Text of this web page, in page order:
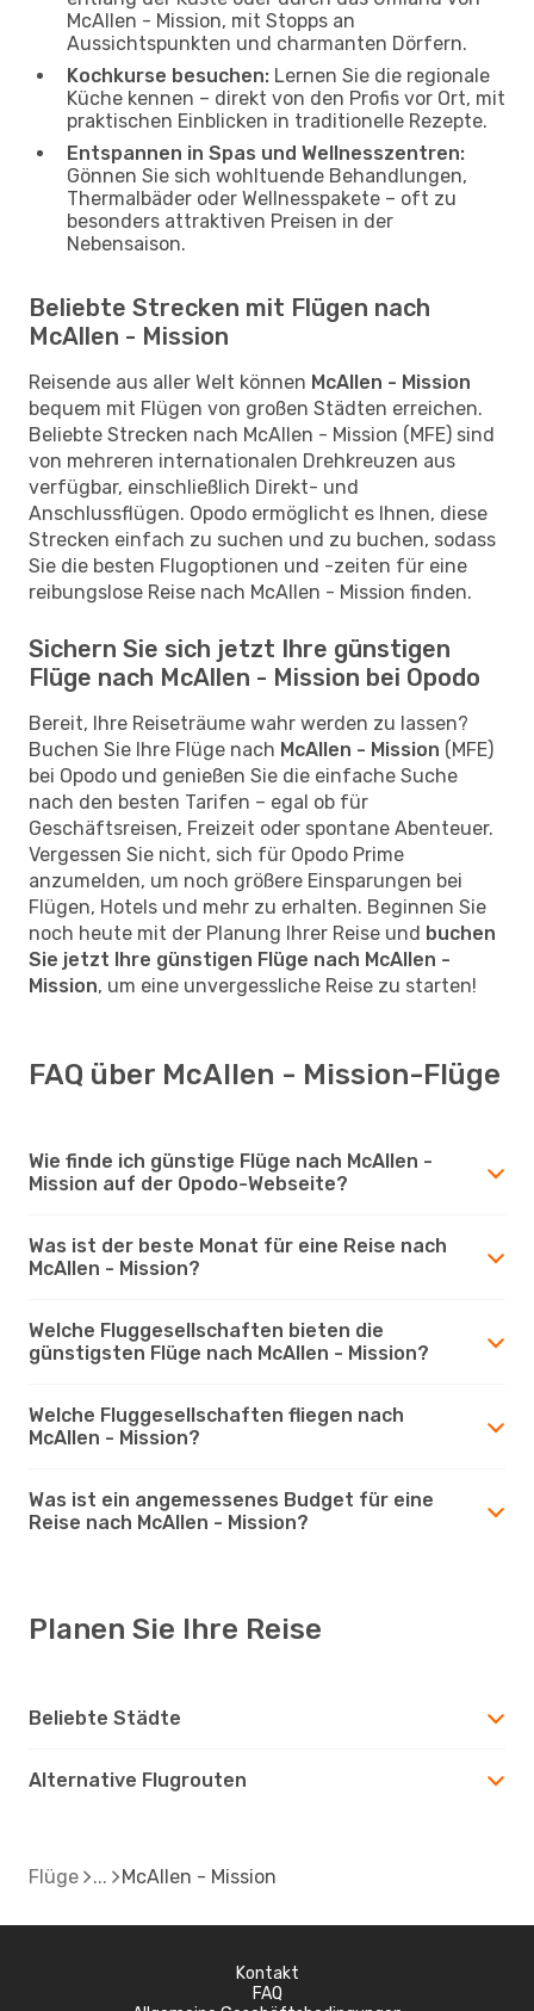
McAllen - Mission, mit Stopps an
Aussichtspunkten und charmanten Dörfern.
Kochkurse besuchen: Lernen Sie die regionale
Küche kennen – direkt von den Profis vor Ort, mit
praktischen Einblicken in traditionelle Rezepte.
Entspannen in Spas und Wellnesszentren:
Gönnen Sie sich wohltuende Behandlungen,
Thermalbäder oder Wellnesspakete – oft zu
besonders attraktiven Preisen in der
Nebensaison.
Beliebte Strecken mit Flügen nach
McAllen - Mission
Reisende aus aller Welt können McAllen - Mission
bequem mit Flügen von großen Städten erreichen.
Beliebte Strecken nach McAllen - Mission (MFE) sind
von mehreren internationalen Drehkreuzen aus
verfügbar, einschließlich Direkt- und
Anschlussflügen. Opodo ermöglicht es Ihnen, diese
Strecken einfach zu suchen und zu buchen, sodass
Sie die besten Flugoptionen und -zeiten für eine
reibungslose Reise nach McAllen - Mission finden.
Sichern Sie sich jetzt Ihre günstigen
Flüge nach McAllen - Mission bei Opodo
Bereit, Ihre Reiseträume wahr werden zu lassen?
Buchen Sie Ihre Flüge nach McAllen - Mission (MFE)
bei Opodo und genießen Sie die einfache Suche
nach den besten Tarifen – egal ob für
Geschäftsreisen, Freizeit oder spontane Abenteuer.
Vergessen Sie nicht, sich für Opodo Prime
anzumelden, um noch größere Einsparungen bei
Flügen, Hotels und mehr zu erhalten. Beginnen Sie
noch heute mit der Planung Ihrer Reise und buchen
Sie jetzt Ihre günstigen Flüge nach McAllen -
Mission, um eine unvergessliche Reise zu starten!
FAQ über McAllen - Mission-Flüge
Wie finde ich günstige Flüge nach McAllen -
Mission auf der Opodo-Webseite?
Was ist der beste Monat für eine Reise nach
McAllen - Mission?
Welche Fluggesellschaften bieten die
günstigsten Flüge nach McAllen - Mission?
Welche Fluggesellschaften fliegen nach
McAllen - Mission?
Was ist ein angemessenes Budget für eine
Reise nach McAllen - Mission?
Planen Sie Ihre Reise
Beliebte Städte
Alternative Flugrouten
Flüge McAllen - Mission
Kontakt
FAQ